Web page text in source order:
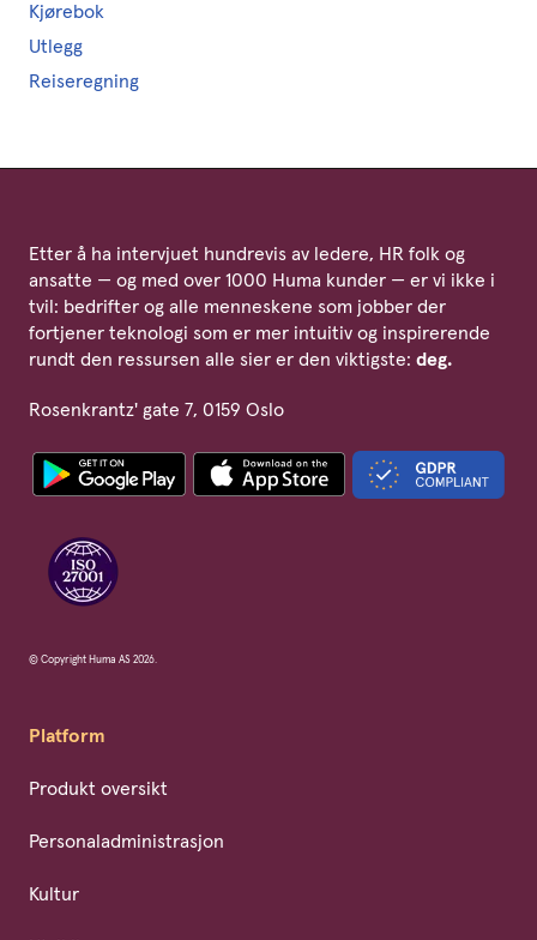
Kjørebok
Utlegg
Reiseregning
Etter å ha intervjuet hundrevis av ledere, HR folk og
ansatte — og med over 1000 Huma kunder — er vi ikke i
tvil: bedrifter og alle menneskene som jobber der
fortjener teknologi som er mer intuitiv og inspirerende
rundt den ressursen alle sier er den viktigste: deg.
Rosenkrantz' gate 7, 0159 Oslo
© Copyright Huma AS 2026.
Platform
Produkt oversikt
Personaladministrasjon
Kultur